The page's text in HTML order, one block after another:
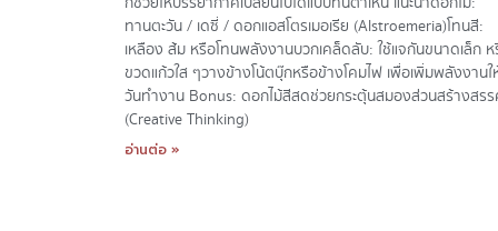
ทานตะวัน / เดซี่ / ดอกแอสโตรเมอเรีย (Alstroemeria)โทนสี:
เหลือง ส้ม หรือโทนพลังงานบวกเคล็ดลับ: ใช้แจกันขนาดเล็ก
ขวดแก้วใส ๆวางข้างโน้ตบุ๊กหรือข้างโคมไฟ เพื่อเพิ่มพลังงาน
วันทำงาน Bonus: ดอกไม้สีสดช่วยกระตุ้นสมองส่วนสร้างสร
(Creative Thinking)
อ่านต่อ »